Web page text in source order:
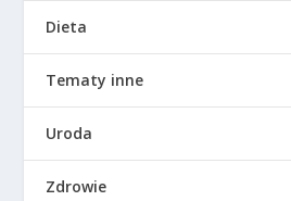
Dieta
Tematy inne
Uroda
Zdrowie